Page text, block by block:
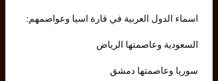
اسماء الدول العربية في قارة اسيا وعواصمهم:
السعودية وعاصمتها الرياض
سوريا وعاصمتها دمشق